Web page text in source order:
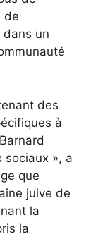
de
dans un
des
à
sociaux », a
que
juive de
la
la